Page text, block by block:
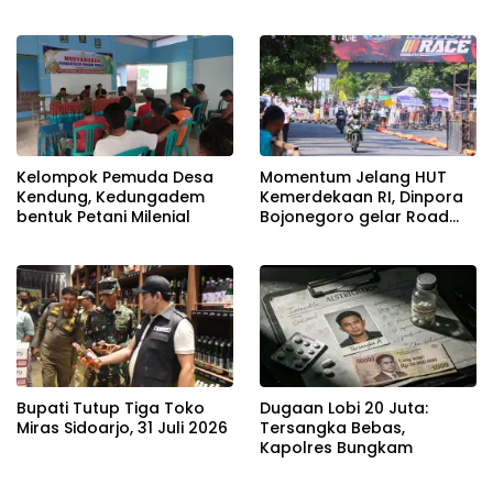
Kelompok Pemuda Desa
Kendung, Kedungadem
bentuk Petani Milenial
Momentum Jelang HUT
Kemerdekaan RI, Dinpora
Bojonegoro gelar Road
Bupati Tutup Tiga Toko
Miras Sidoarjo, 31 Juli 2026
Dugaan Lobi 20 Juta:
Tersangka Bebas,
Kapolres Bungkam